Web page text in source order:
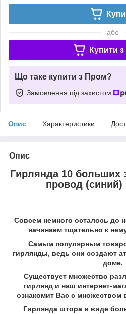
або
Купити з
Що таке купити з Пром?
Замовлення під захистом
Опис Характеристики
Опис
Гирлянда 10 больших
провод (синий)
Совсем немного осталось до
начинаем тщательно к
Самым популярным
гирлянды, ведь они создают
доме.
Существует множество
гирлянд и наш интернет-
ознакомит Вас с множеством
Гирлянда штора в виде